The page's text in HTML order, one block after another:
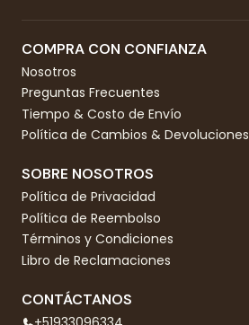
COMPRA CON CONFIANZA
Nosotros
Preguntas Frecuentes
Tiempo & Costo de Envío
Política de Cambios & Devoluciones
SOBRE NOSOTROS
Política de Privacidad
Política de Reembolso
Términos y Condiciones
Libro de Reclamaciones
CONTÁCTANOS